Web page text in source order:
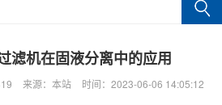
滤机在固液分离中的应用
来源：本站 时间：2023-06-06 14:05:12